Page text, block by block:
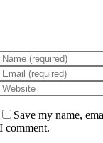
Save my name,
I comment.